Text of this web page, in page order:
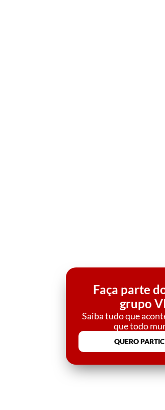
Faça parte
grupo
Saiba tudo que
que todo
QUERO